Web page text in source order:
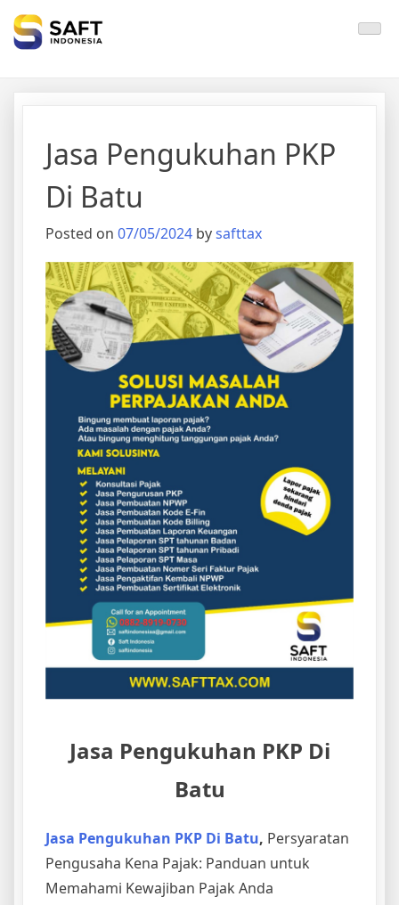
Solisi Perjakan Anda
Jasa Pengukuhan PKP
Di Batu
Posted on 07/05/2024 bysafttax
Jasa Pengukuhan PKP Di
Batu
Jasa Pengukuhan PKP Di Batu, Persyaratan
Pengusaha Kena Pajak: Panduan untuk
Memahami Kewajiban Pajak Anda